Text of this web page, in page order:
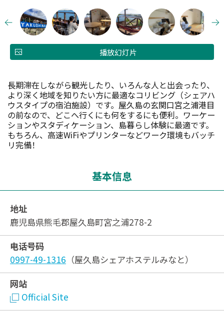
播放幻灯片
長期滞在しながら観光したり、いろんな人と出会ったり、
より深く地域を知りたい方に最適なコリビング（シェアハ
ウスタイプの宿泊施設）です。屋久島の玄関口宮之浦港目
の前なので、どこへ行くにも何をするにも便利。ワーケー
ションやスタディケーション、島暮らし体験に最適です。
もちろん、高速WiFiやプリンターなどワーク環境もバッチ
リ完備！
基本信息
地址
鹿児島県熊毛郡屋久島町宮之浦278-2
电话号码
0997-49-1316 （屋久島シェアホステルみなと）
网站
Official Site